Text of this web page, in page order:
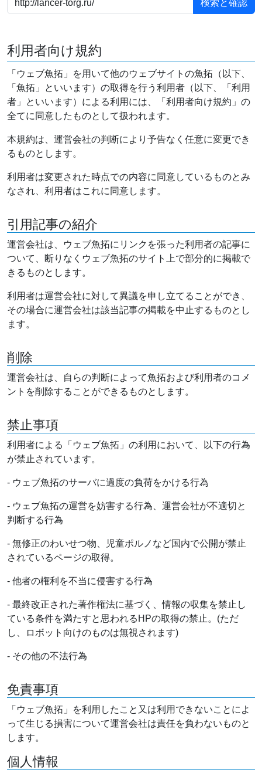
利用者向け規約
「ウェブ魚拓」を用いて他のウェブサイトの魚拓（以下、
「魚拓」といいます）の取得を行う利用者（以下、「利用
者」といいます）による利用には、「利用者向け規約」の
全てに同意したものとして扱われます。
本規約は、運営会社の判断により予告なく任意に変更でき
るものとします。
利用者は変更された時点での内容に同意しているものとみ
なされ、利用者はこれに同意します。
引用記事の紹介
運営会社は、ウェブ魚拓にリンクを張った利用者の記事に
ついて、断りなくウェブ魚拓のサイト上で部分的に掲載で
きるものとします。
利用者は運営会社に対して異議を申し立てることができ、
その場合に運営会社は該当記事の掲載を中止するものとし
ます。
削除
運営会社は、自らの判断によって魚拓および利用者のコメ
ントを削除することができるものとします。
禁止事項
利用者による「ウェブ魚拓」の利用において、以下の行為
が禁止されています。
- ウェブ魚拓のサーバに過度の負荷をかける行為
- ウェブ魚拓の運営を妨害する行為、運営会社が不適切と
判断する行為
- 無修正のわいせつ物、児童ポルノなど国内で公開が禁止
されているページの取得。
- 他者の権利を不当に侵害する行為
- 最終改正された著作権法に基づく、情報の収集を禁止し
ている条件を満たすと思われるHPの取得の禁止。(ただ
し、ロボット向けのものは無視されます)
- その他の不法行為
免責事項
「ウェブ魚拓」を利用したこと又は利用できないことによ
って生じる損害について運営会社は責任を負わないものと
します。
個人情報